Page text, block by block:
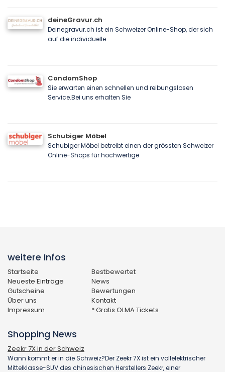
deineGravur.ch
Deinegravur.ch ist ein Schweizer Online-Shop, der sich
auf die individuelle
CondomShop
Sie erwarten einen schnellen und reibungslosen
Service.Bei uns erhalten Sie
Schubiger Möbel
Schubiger Möbel betreibt einen der grössten Schweizer
Online-Shops für hochwertige
weitere Infos
Startseite
Bestbewertet
Neueste Einträge
News
Gutscheine
Bewertungen
Über uns
Kontakt
Impressum
* Gratis OLMA Tickets
Shopping News
Zeekr 7X in der Schweiz
Wann kommt er in die Schweiz?Der Zeekr 7X ist ein vollelektrischer
Mittelklasse-SUV des chinesischen Herstellers Zeekr, einer